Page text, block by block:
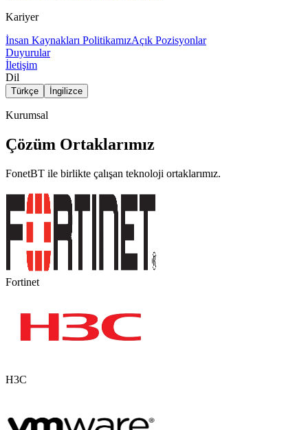
Kariyer
İnsan Kaynakları PolitikamızAçık Pozisyonlar
Duyurular
İletişim
Dil
Türkçe İngilizce
Kurumsal
Çözüm Ortaklarımız
FonetBT ile birlikte çalışan teknoloji ortaklarımız.
Fortinet
H3C